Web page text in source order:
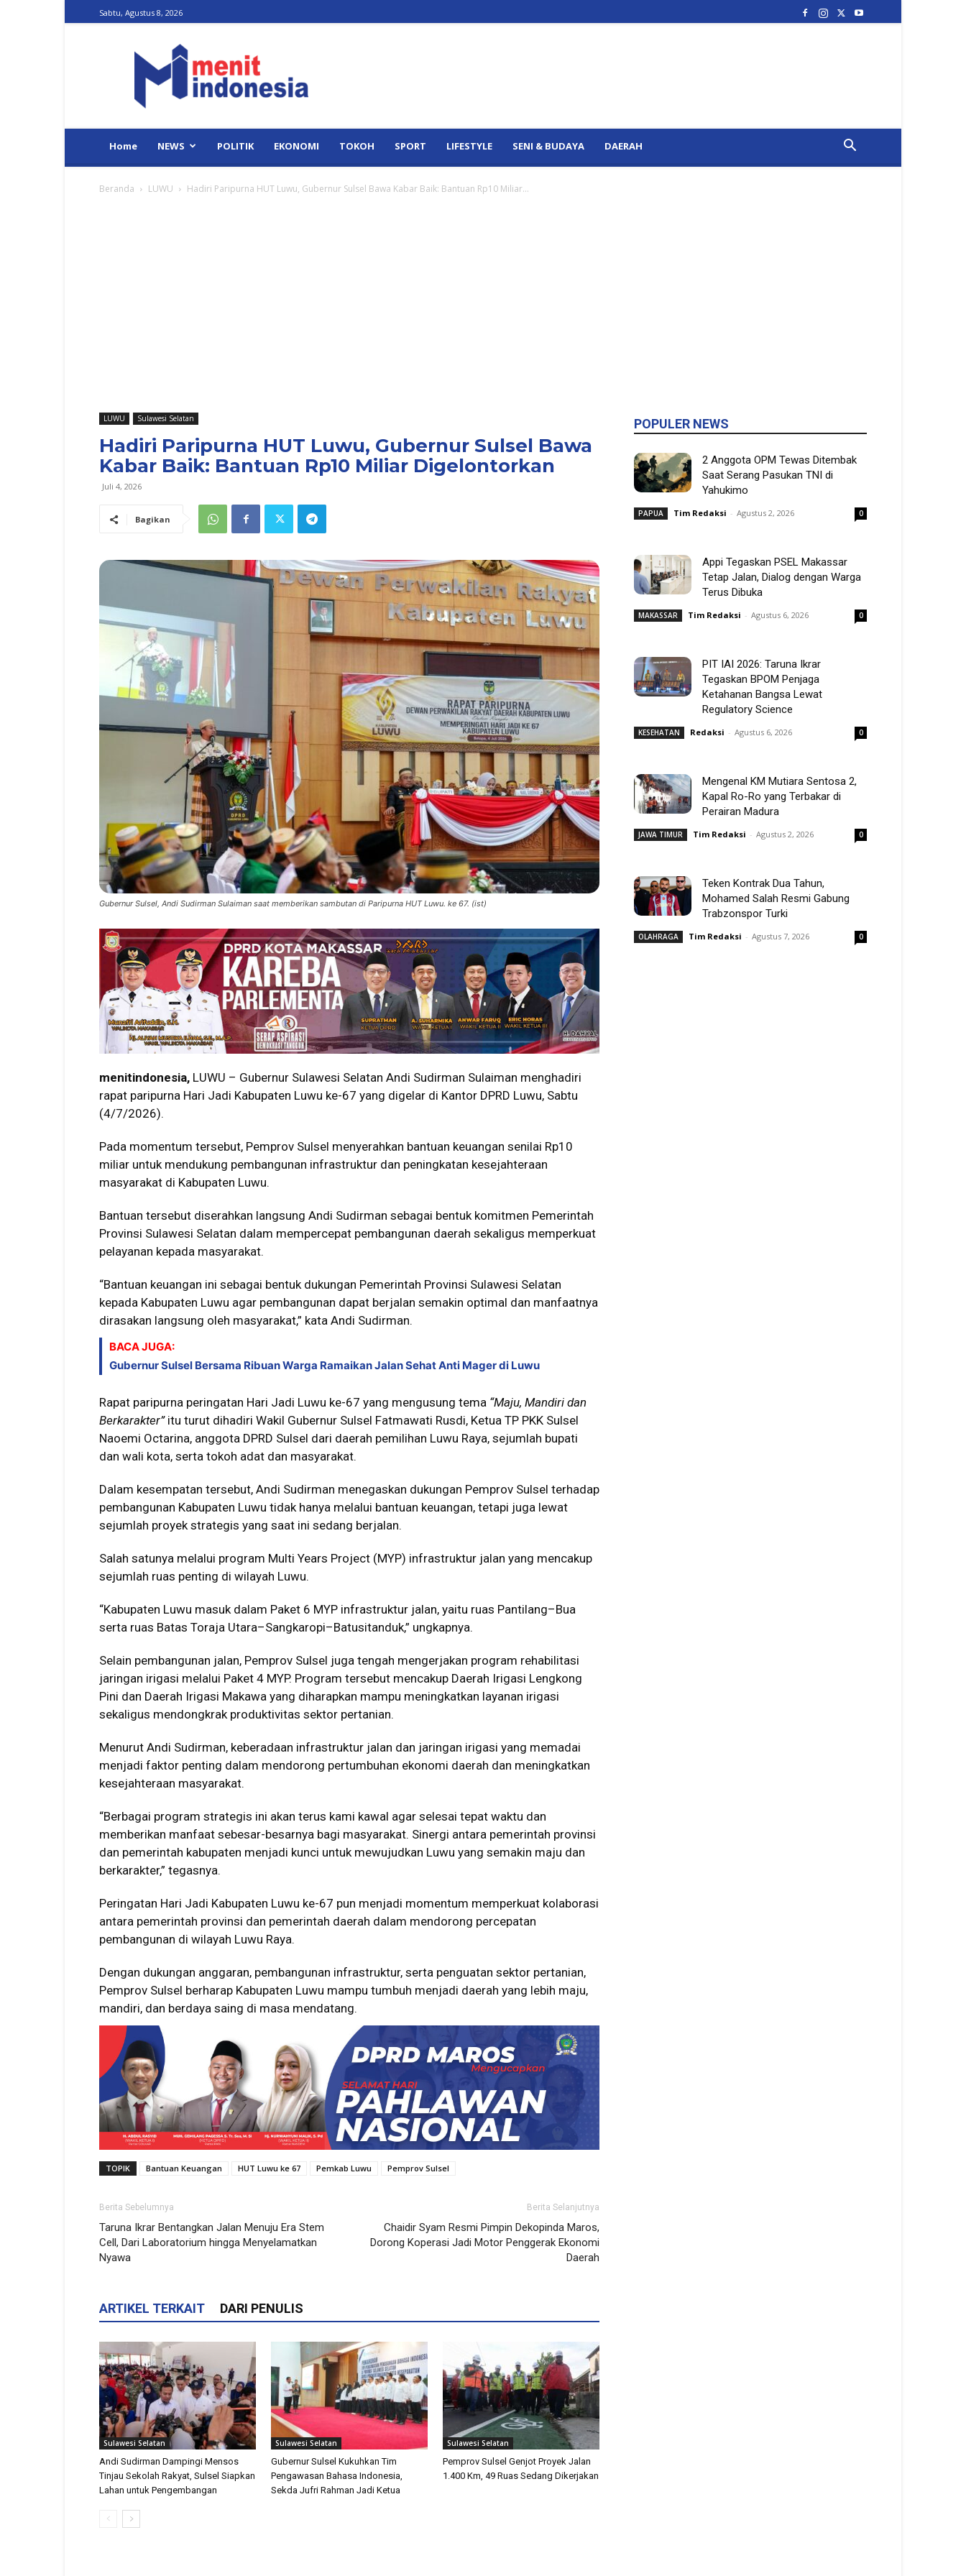
Sabtu, Agustus 8, 2026
Indonesia
Home NEWS POLITIK EKONOMI TOKOH SPORT LIFESTYLE SENI & BUDAYA DAERAH
Beranda LUWU Hadiri Paripurna HUT Luwu, Gubernur Sulsel Bawa Kabar Baik: Bantuan Rp10 Miliar...
LUWU Sulawesi Selatan
Hadiri Paripurna HUT Luwu, Gubernur Sulsel Bawa
Kabar Baik: Bantuan Rp10 Miliar Digelontorkan
Juli 4, 2026
Bagikan
Gubernur Sulsel, Andi Sudirman Sulaiman saat memberikan sambutan di Paripurna HUT Luwu. ke 67. (ist)
menitindonesia, LUWU – Gubernur Sulawesi Selatan Andi Sudirman Sulaiman menghadiri
rapat paripurna Hari Jadi Kabupaten Luwu ke-67 yang digelar di Kantor DPRD Luwu, Sabtu
(4/7/2026).
Pada momentum tersebut, Pemprov Sulsel menyerahkan bantuan keuangan senilai Rp10
miliar untuk mendukung pembangunan infrastruktur dan peningkatan kesejahteraan
masyarakat di Kabupaten Luwu.
Bantuan tersebut diserahkan langsung Andi Sudirman sebagai bentuk komitmen Pemerintah
Provinsi Sulawesi Selatan dalam mempercepat pembangunan daerah sekaligus memperkuat
pelayanan kepada masyarakat.
“Bantuan keuangan ini sebagai bentuk dukungan Pemerintah Provinsi Sulawesi Selatan
kepada Kabupaten Luwu agar pembangunan dapat berjalan semakin optimal dan manfaatnya
dirasakan langsung oleh masyarakat,” kata Andi Sudirman.
BACA JUGA:
Gubernur Sulsel Bersama Ribuan Warga Ramaikan Jalan Sehat Anti Mager di Luwu
Rapat paripurna peringatan Hari Jadi Luwu ke-67 yang mengusung tema “Maju, Mandiri dan
Berkarakter”itu turut dihadiri Wakil Gubernur Sulsel Fatmawati Rusdi, Ketua TP PKK Sulsel
Naoemi Octarina, anggota DPRD Sulsel dari daerah pemilihan Luwu Raya, sejumlah bupati
dan wali kota, serta tokoh adat dan masyarakat.
Dalam kesempatan tersebut, Andi Sudirman menegaskan dukungan Pemprov Sulsel terhadap
pembangunan Kabupaten Luwu tidak hanya melalui bantuan keuangan, tetapi juga lewat
sejumlah proyek strategis yang saat ini sedang berjalan.
Salah satunya melalui program Multi Years Project (MYP) infrastruktur jalan yang mencakup
sejumlah ruas penting di wilayah Luwu.
“Kabupaten Luwu masuk dalam Paket 6 MYP infrastruktur jalan, yaitu ruas Pantilang–Bua
serta ruas Batas Toraja Utara–Sangkaropi–Batusitanduk,” ungkapnya.
Selain pembangunan jalan, Pemprov Sulsel juga tengah mengerjakan program rehabilitasi
jaringan irigasi melalui Paket 4 MYP. Program tersebut mencakup Daerah Irigasi Lengkong
Pini dan Daerah Irigasi Makawa yang diharapkan mampu meningkatkan layanan irigasi
sekaligus mendongkrak produktivitas sektor pertanian.
Menurut Andi Sudirman, keberadaan infrastruktur jalan dan jaringan irigasi yang memadai
menjadi faktor penting dalam mendorong pertumbuhan ekonomi daerah dan meningkatkan
kesejahteraan masyarakat.
“Berbagai program strategis ini akan terus kami kawal agar selesai tepat waktu dan
memberikan manfaat sebesar-besarnya bagi masyarakat. Sinergi antara pemerintah provinsi
dan pemerintah kabupaten menjadi kunci untuk mewujudkan Luwu yang semakin maju dan
berkarakter,” tegasnya.
Peringatan Hari Jadi Kabupaten Luwu ke-67 pun menjadi momentum memperkuat kolaborasi
antara pemerintah provinsi dan pemerintah daerah dalam mendorong percepatan
pembangunan di wilayah Luwu Raya.
Dengan dukungan anggaran, pembangunan infrastruktur, serta penguatan sektor pertanian,
Pemprov Sulsel berharap Kabupaten Luwu mampu tumbuh menjadi daerah yang lebih maju,
mandiri, dan berdaya saing di masa mendatang.
TOPIK Bantuan Keuangan HUT Luwu ke 67 Pemkab Luwu Pemprov Sulsel
Berita Sebelumnya
Taruna Ikrar Bentangkan Jalan Menuju Era Stem
Cell, Dari Laboratorium hingga Menyelamatkan
Nyawa
Berita Selanjutnya
Chaidir Syam Resmi Pimpin Dekopinda Maros,
Dorong Koperasi Jadi Motor Penggerak Ekonomi
Daerah
ARTIKEL TERKAIT DARI PENULIS
Sulawesi Selatan
Andi Sudirman Dampingi Mensos
Tinjau Sekolah Rakyat, Sulsel Siapkan
Lahan untuk Pengembangan
Sulawesi Selatan
Gubernur Sulsel Kukuhkan Tim
Pengawasan Bahasa Indonesia,
Sekda Jufri Rahman Jadi Ketua
Sulawesi Selatan
Pemprov Sulsel Genjot Proyek Jalan
1.400 Km, 49 Ruas Sedang Dikerjakan
POPULER NEWS
2 Anggota OPM Tewas Ditembak
Saat Serang Pasukan TNI di
Yahukimo
PAPUA Tim Redaksi - Agustus 2, 2026 0
Appi Tegaskan PSEL Makassar
Tetap Jalan, Dialog dengan Warga
Terus Dibuka
MAKASSAR Tim Redaksi - Agustus 6, 2026 0
PIT IAI 2026: Taruna Ikrar
Tegaskan BPOM Penjaga
Ketahanan Bangsa Lewat
Regulatory Science
KESEHATAN Redaksi - Agustus 6, 2026 0
Mengenal KM Mutiara Sentosa 2,
Kapal Ro-Ro yang Terbakar di
Perairan Madura
JAWA TIMUR Tim Redaksi - Agustus 2, 2026 0
Teken Kontrak Dua Tahun,
Mohamed Salah Resmi Gabung
Trabzonspor Turki
OLAHRAGA Tim Redaksi - Agustus 7, 2026 0